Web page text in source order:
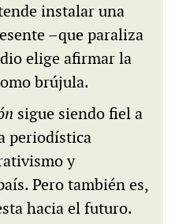
instalar una
–que paraliza
elige afirmar la
brújula.
sigue siendo fiel a
periodística
y
Pero también es,
hacia el futuro.